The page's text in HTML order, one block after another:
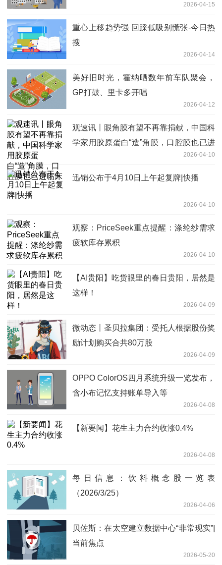
2026-04-15
重心上移趋势强 回踩低吸别慌张-今日热
搜
2026-04-14
美好旧时光，霍纳晒数年前车队聚会，
GP打鼓、里卡多开唱
2026-04-12
观速讯丨眼角膜有望不再靠捐献，中国科
学家用胶原蛋白“造”角膜，口腔膜也已进
2026-04-10
迅销公布于4月10日上午起复牌|快播
2026-04-10
观察：PriceSeek重点提醒：涤纶纱需求
疲软库存累积
2026-04-10
【AI贵阳】吃货眼里的春日贵阳，居然是
这样！
2026-04-09
微动态丨圣贝拉集团：受托人根据股份奖
励计划购买合共80万股
2026-04-09
OPPO ColorOS四月系统升级一览发布，
含小布记忆支持账单导入等
2026-04-08
【新要闻】花生主力合约收涨0.4%
2026-04-08
每日信息：饮料概念股一览表
（2026/3/25）
2026-04-06
贝佐斯：在太空建立数据中心“非常现实”|
当前焦点
2026-05-20